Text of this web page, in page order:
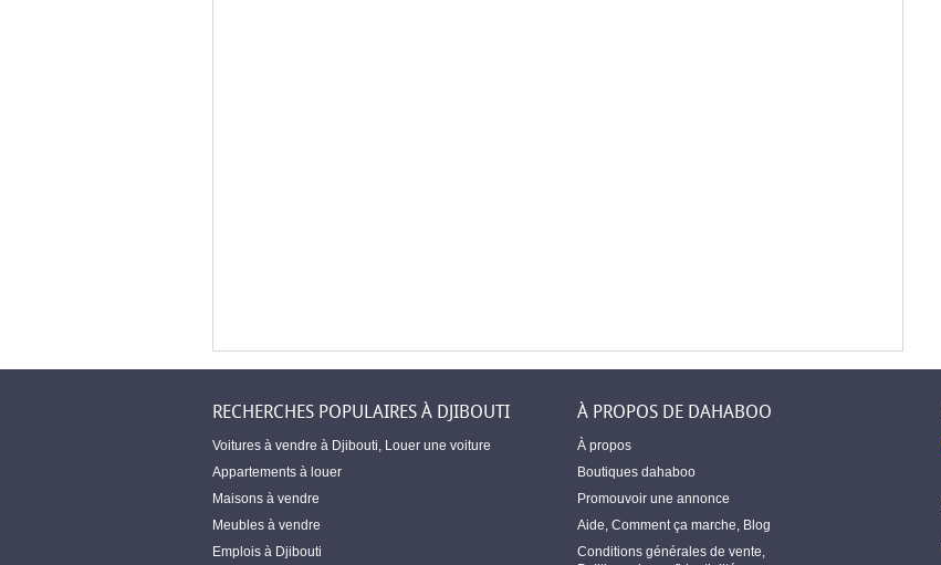
RECHERCHES POPULAIRES À DJIBOUTI
Voitures à vendre à Djibouti Louer une voiture
Appartements à louer
Maisons à vendre
Meubles à vendre
Emplois à Djibouti
À PROPOS DE DAHABOO
À propos
Boutiques dahaboo
Promouvoir une annonce
Aide Comment ça marche Blog
Conditions générales de vente